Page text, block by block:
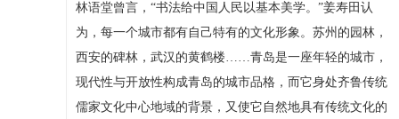
林语堂曾言，“书法给中国人民以基本美学。”姜寿田认
为，每一个城市都有自己特有的文化形象。苏州的园林，
西安的碑林，武汉的黄鹤楼……青岛是一座年轻的城市，
现代性与开放性构成青岛的城市品格，而它身处齐鲁传统
儒家文化中心地域的背景，又使它自然地具有传统文化的